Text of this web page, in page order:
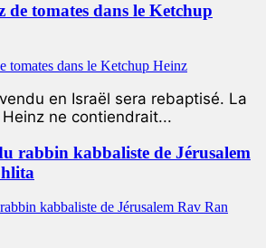
de tomates dans le Ketchup
en Israël sera rebaptisé. La
ne contiendrait...
rabbin kabbaliste de Jérusalem